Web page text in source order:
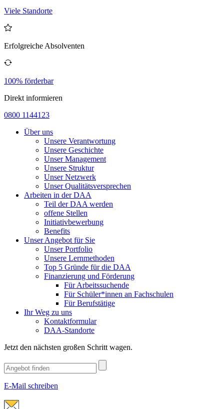
Viele Standorte
Erfolgreiche Absolventen
100% förderbar
Direkt informieren
0800 1144123
Über uns
Unsere Verantwortung
Unsere Geschichte
Unser Management
Unsere Struktur
Unser Netzwerk
Unser Qualitätsversprechen
Arbeiten in der DAA
Teil der DAA werden
offene Stellen
Initiativbewerbung
Benefits
Unser Angebot für Sie
Unser Portfolio
Unsere Lernmethoden
Top 5 Gründe für die DAA
Finanzierung und Förderung
Für Arbeitssuchende
Für Schüler*innen an Fachschulen
Für Berufstätige
Ihr Weg zu uns
Kontaktformular
DAA-Standorte
Jetzt den nächsten großen Schritt wagen.
E-Mail schreiben